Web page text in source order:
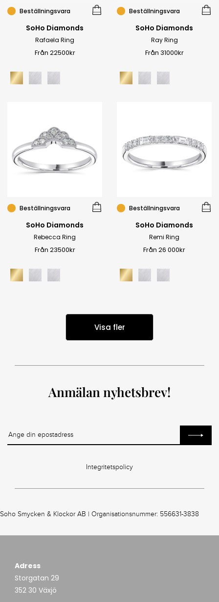
Beställningsvara
SoHo Diamonds
Rafaela Ring
Från 22500kr
Beställningsvara
SoHo Diamonds
Ray Ring
Från 31000kr
Beställningsvara
SoHo Diamonds
Rebecca Ring
Från 23500kr
Beställningsvara
SoHo Diamonds
Remi Ring
Från 26 000kr
Visa fler
Anmälan nyhetsbrev!
Integritetspolicy
Soho Smycken & Klockor AB | Organisationsnummer: 556631-3838
Adress
Storgatan 29
352 30 Växjö